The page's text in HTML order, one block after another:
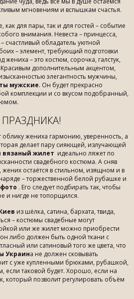
мгновениям и вспышкам счастья.
как для пары, так и для гостей – событие
внимания. Невеста – принцесса,
счастливый обладатель уютной
– элемент, требующий подготовки
– это костюм, сорочка, галстук,
дополнительным акцентом,
элегантность мужчины,
мужские. Он будет прекрасно
комплекции и со вкусом подобранный,
облику жениха гармонию, уверенность, а
делает пару сияющей, излучающей
вязаный жилет идеально ляжет по
свадебного костюма. А сняв
остаётся в стильном, изящном и в
– торжественной белой рубашке и
. Его следует подбирать так, чтобы
и нигде не топорщился.
из шёлка, сатина, бархата, твида,
– костюмы свадебные могут
или же жилет можно приобрести
он либо должен быть одной ткани с
или сатиновый того же цвета, что
Украина не должен сковывать
с уже купленными брюками, рубашкой,
если таковой будет. Хорошо, если на
который позволит регулировать объём